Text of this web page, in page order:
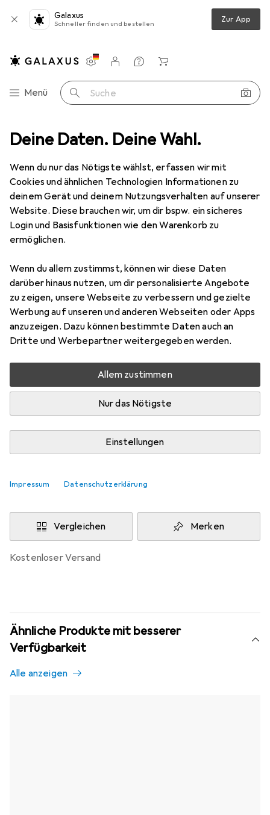
Deine Daten. Deine Wahl.
Wenn du nur das Nötigste wählst, erfassen wir mit
Cookies und ähnlichen Technologien Informationen zu
deinem Gerät und deinem Nutzungsverhalten auf unserer
Website. Diese brauchen wir, um dir bspw. ein sicheres
Login und Basisfunktionen wie den Warenkorb zu
ermöglichen.
Wenn du allem zustimmst, können wir diese Daten
darüber hinaus nutzen, um dir personalisierte Angebote
zu zeigen, unsere Webseite zu verbessern und gezielte
Werbung auf unseren und anderen Webseiten oder Apps
anzuzeigen. Dazu können bestimmte Daten auch an
Dritte und Werbepartner weitergegeben werden.
Allem zustimmen
Nur das Nötigste
Einstellungen
Impressum Datenschutzerklärung
Galaxus
Schneller finden und bestellen Zur App
Navigation nach Kategorien
Menü Suche
Einstellungen
Kundenkonto
Vergleichslisten
Merklisten
Warenkorb
Kochgeschirr Auflaufform Le Creuset Mini-Förmchen 0.1 Liter
6 Bilder
Le Creuset Mini-Förmchen 0.1 Liter
EUR
37,90
Schneller lieferbar
Angebot für
Bewertungen Marke
Zwischen Do, 20.8. und Sa, 22.8. geliefert
10 Stück an Lager beim Lieferanten
Benachrichtigen, wenn schneller verfügbar
Vergleichen Merken
kostenloser Versand
Ähnliche Produkte mit besserer
Verfügbarkeit
Alle anzeigen